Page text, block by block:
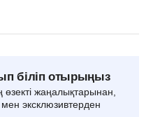
біліп отырыңыз
жаңалықтарынан,
эксклюзивтерден